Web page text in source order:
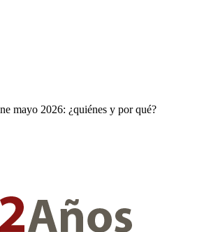
mayo 2026: ¿quiénes y por qué?